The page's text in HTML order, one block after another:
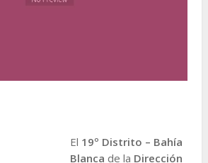
El 19º Distrito – Bahía
Blanca de la Dirección